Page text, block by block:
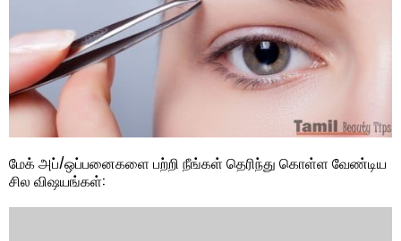
மேக் அப்/ஒப்பனைகளை பற்றி நீங்கள் தெரிந்து கொள்ள வேண்டிய
சில விஷயங்கள்: